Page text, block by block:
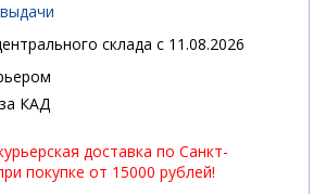
склада с 11.08.2026
КАД
доставка по Санкт-
покупке от 15000 рублей!